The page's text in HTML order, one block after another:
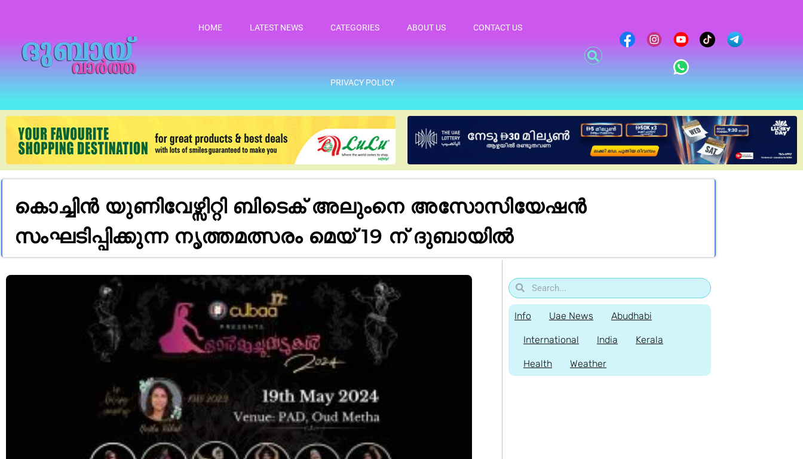
HOME LATEST NEWS CATEGORIES ABOUT US CONTACT US
PRIVACY POLICY
കൊച്ചിൻ യുണിവേഴ്സിറ്റി ബിടെക് അലുംനെ അസോസിയേഷൻ
സംഘടിപ്പിക്കുന്ന നൃത്തമത്സരം മെയ് 19 ന് ദുബായിൽ
Info Uae News Abudhabi
International India Kerala
Health Weather